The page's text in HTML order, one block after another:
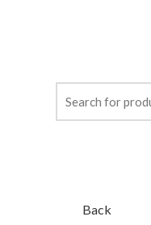
for:
Back